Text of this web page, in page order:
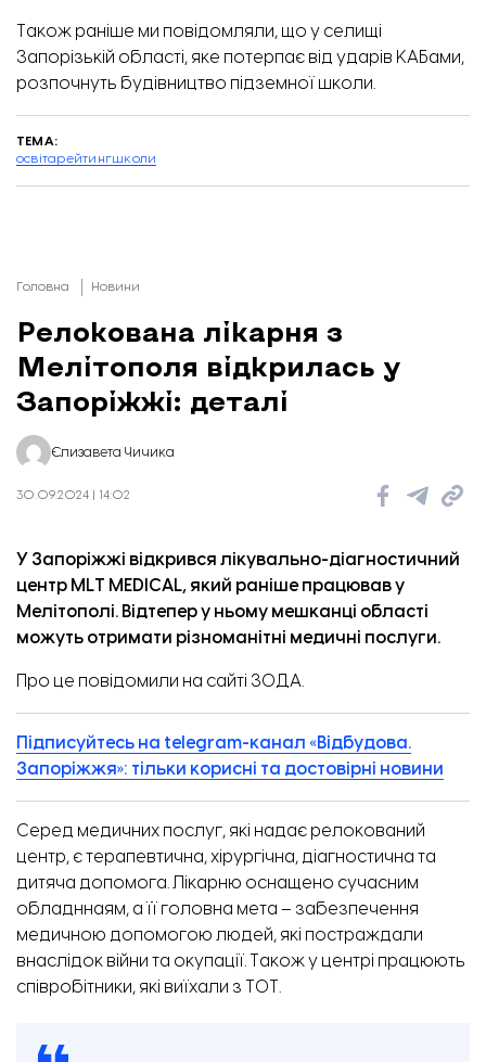
Також раніше ми повідомляли, що у селищі
Запорізькій області, яке потерпає від ударів КАБами,
розпочнуть будівництво підземної школи.
ТЕМА:
освітарейтингшколи
Головна Новини
Релокована лікарня з
Мелітополя відкрилась у
Запоріжжі: деталі
Єлизавета Чичика
30.09.2024 | 14:02
У Запоріжжі відкрився лікувально-діагностичний
центр MLT MEDICAL, який раніше працював у
Мелітополі. Відтепер у ньому мешканці області
можуть отримати різноманітні медичні послуги.
Про це повідомили на сайті ЗОДА.
Підписуйтесь на telegram-канал «Відбудова.
Запоріжжя»: тільки корисні та достовірні новини
Серед медичних послуг, які надає релокований
центр, є терапевтична, хірургічна, діагностична та
дитяча допомога. Лікарню оснащено сучасним
обладннаям, а її головна мета – забезпечення
медичною допомогою людей, які постраждали
внаслідок війни та окупації. Також у центрі працюють
співробітники, які виїхали з ТОТ.